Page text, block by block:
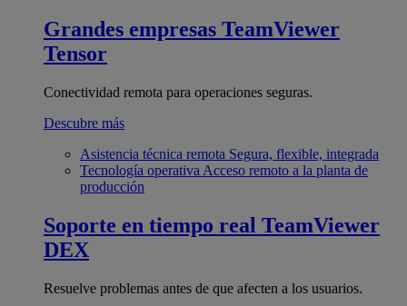
Grandes empresas TeamViewer
Tensor
Conectividad remota para operaciones seguras.
Descubre más
Asistencia técnica remota Segura, flexible, integrada
Tecnología operativa Acceso remoto a la planta de
producción
Soporte en tiempo real TeamViewer
DEX
Resuelve problemas antes de que afecten a los usuarios.